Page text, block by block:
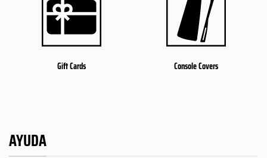
Gift Cards Console Covers
AYUDA